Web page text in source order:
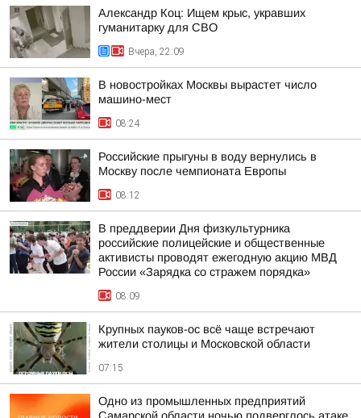
Александр Коц: Ищем крыс, укравших
гуманитарку для СВО
Вчера, 22:09
В новостройках Москвы вырастет число
машино-мест
08:24
Российские прыгуны в воду вернулись в
Москву после чемпионата Европы
08:12
В преддверии Дня физкультурника
российские полицейские и общественные
активисты проводят ежегодную акцию МВД
России «Зарядка со стражем порядка»
08:09
Крупных пауков-ос всё чаще встречают
жители столицы и Московской области
07:15
Одно из промышленных предприятий